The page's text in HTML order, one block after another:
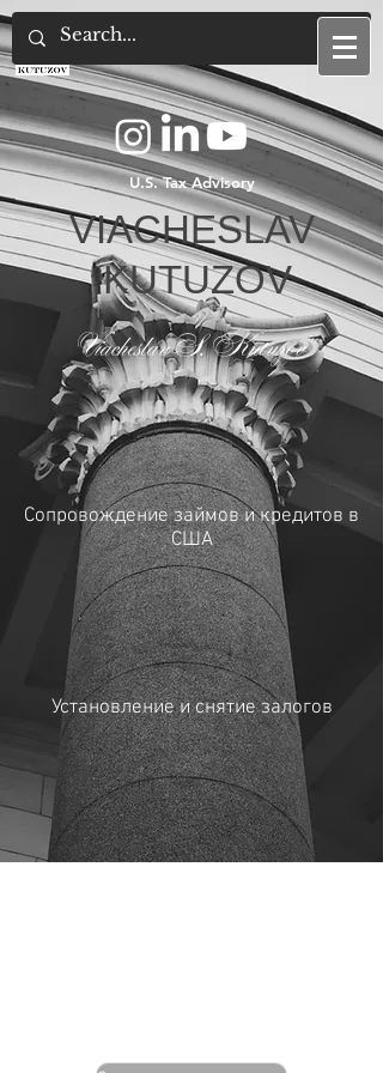
U.S. Tax Advisory
VIACHESLAV
KUTUZOV
Viacheslav S. Kutuzov
Сопровождение займов и кредитов в
США
Установление и снятие залогов